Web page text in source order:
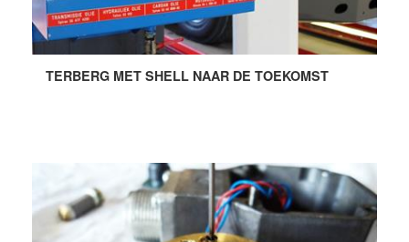
TERBERG MET SHELL NAAR DE TOEKOMST